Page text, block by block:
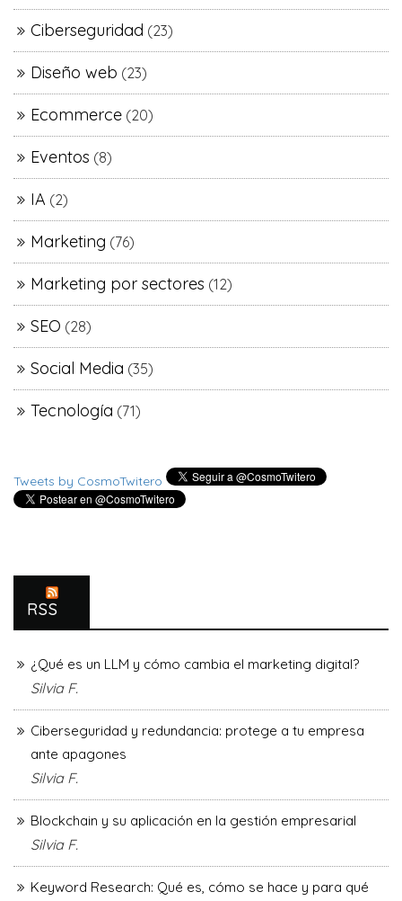
Ciberseguridad (23)
Diseño web (23)
Ecommerce (20)
Eventos (8)
IA (2)
Marketing (76)
Marketing por sectores (12)
SEO (28)
Social Media (35)
Tecnología (71)
Tweets by CosmoTwitero
RSS
¿Qué es un LLM y cómo cambia el marketing digital?
Silvia F.
Ciberseguridad y redundancia: protege a tu empresa
ante apagones
Silvia F.
Blockchain y su aplicación en la gestión empresarial
Silvia F.
Keyword Research: Qué es, cómo se hace y para qué